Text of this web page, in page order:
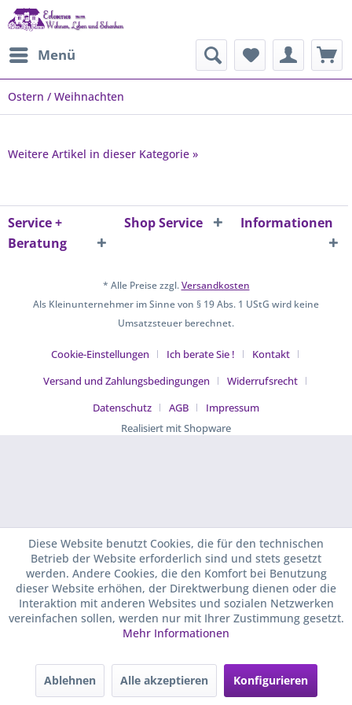
Menü
Ostern / Weihnachten
Weitere Artikel in dieser Kategorie »
Service +
Beratung
Shop Service Informationen
* Alle Preise zzgl.Versandkosten
Als Kleinunternehmer im Sinne von § 19 Abs. 1 UStG wird keine
Umsatzsteuer berechnet.
Cookie-Einstellungen Ich berate Sie !
Kontakt
Versand und Zahlungsbedingungen
Widerrufsrecht
Datenschutz
AGB
Impressum
Realisiert mit Shopware
Diese Website benutzt Cookies, die für den technischen
Betrieb der Website erforderlich sind und stets gesetzt
werden. Andere Cookies, die den Komfort bei Benutzung
dieser Website erhöhen, der Direktwerbung dienen oder die
Interaktion mit anderen Websites und sozialen Netzwerken
vereinfachen sollen, werden nur mit Ihrer Zustimmung gesetzt.
Mehr Informationen
Ablehnen Alle akzeptieren Konfigurieren